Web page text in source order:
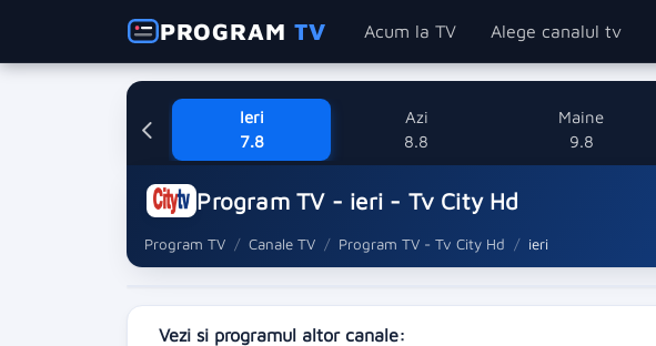
PROGRAMTV Acum la TV Alege canalul tv
Ieri
7.8
Azi
8.8
Maine
9.8
Program TV - ieri - Tv City Hd
Program TV Canale TV Program TV - Tv City Hd ieri
Vezi si programul altor canale: